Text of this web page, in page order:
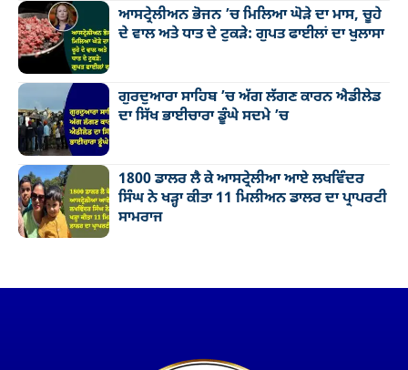
ਆਸਟ੍ਰੇਲੀਅਨ ਭੋਜਨ ’ਚ ਮਿਲਿਆ ਘੋੜੇ ਦਾ ਮਾਸ, ਚੂਹੇ
ਦੇ ਵਾਲ ਅਤੇ ਧਾਤ ਦੇ ਟੁਕੜੇ: ਗੁਪਤ ਫਾਈਲਾਂ ਦਾ ਖੁਲਾਸਾ
ਗੁਰਦੁਆਰਾ ਸਾਹਿਬ ’ਚ ਅੱਗ ਲੱਗਣ ਕਾਰਨ ਐਡੀਲੇਡ
ਦਾ ਸਿੱਖ ਭਾਈਚਾਰਾ ਡੂੰਘੇ ਸਦਮੇ ’ਚ
1800 ਡਾਲਰ ਲੈ ਕੇ ਆਸਟ੍ਰੇਲੀਆ ਆਏ ਲਖਵਿੰਦਰ
ਸਿੰਘ ਨੇ ਖੜ੍ਹਾ ਕੀਤਾ 11 ਮਿਲੀਅਨ ਡਾਲਰ ਦਾ ਪ੍ਰਾਪਰਟੀ
ਸਾਮਰਾਜ